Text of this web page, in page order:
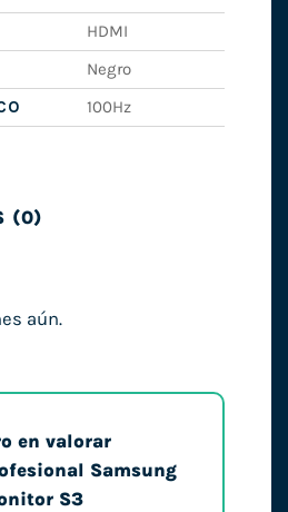
HDMI
Negro
100Hz
(0)
aún.
en valorar
Samsung
S3